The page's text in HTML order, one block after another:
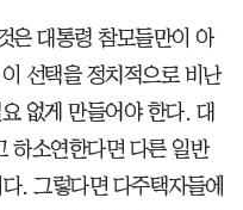
은 대통령 참모들만이 아
선택을 정치적으로 비난
없게 만들어야 한다. 대
하소연한다면 다른 일반
. 그렇다면 다주택자들에